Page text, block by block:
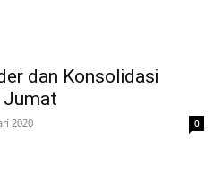
dan Konsolidasi
Jumat
2020 0